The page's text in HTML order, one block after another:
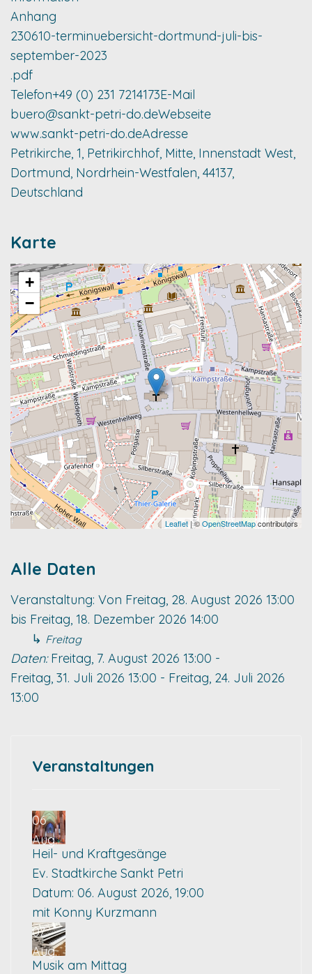
Anhang
230610-terminuebersicht-dortmund-juli-bis-
september-2023
.pdf
Telefon+49 (0) 231 7214173E-Mail
buero@sankt-petri-do.deWebseite
www.sankt-petri-do.deAdresse
Petrikirche, 1, Petrikirchhof, Mitte, Innenstadt West,
Dortmund, Nordrhein-Westfalen, 44137,
Deutschland
Karte
+
−
Leaflet| ©OpenStreetMapcontributors
Alle Daten
Veranstaltung: Von Freitag, 28. August 2026 13:00
bis Freitag, 18. Dezember 2026 14:00
↳ Freitag
Daten:Freitag, 7. August 2026 13:00 -
Freitag, 31. Juli 2026 13:00 - Freitag, 24. Juli 2026
13:00
Veranstaltungen
06
Aug.
Heil- und Kraftgesänge
Ev. Stadtkirche Sankt Petri
Datum: 06. August 2026, 19:00
mit Konny Kurzmann
07
Aug.
Musik am Mittag